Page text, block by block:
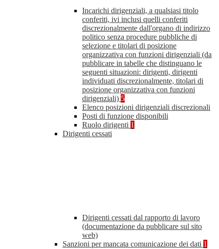
Incarichi dirigenziali, a qualsiasi titolo
conferiti, ivi inclusi quelli conferiti
discrezionalmente dall'organo di indirizzo
politico senza procedure pubbliche di
selezione e titolari di posizione
organizzativa con funzioni dirigenziali (da
pubblicare in tabelle che distinguano le
seguenti situazioni: dirigenti, dirigenti
individuati discrezionalmente, titolari di
posizione organizzativa con funzioni
dirigenziali) 5
Elenco posizioni dirigenziali discrezionali
Posti di funzione disponibili
Ruolo dirigenti 1
Dirigenti cessati
Dirigenti cessati dal rapporto di lavoro
(documentazione da pubblicare sul sito
web)
Sanzioni per mancata comunicazione dei dati 1